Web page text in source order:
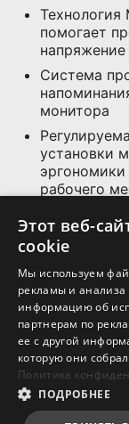
Технология
помогает
напряжение
Система
монитора
установки
эргономики
рабочего
HDMI™,
аксессуаров
Этот веб-
cookie
Мы используем
рекламы и
информацию об
партнерам по
ее с другой
которую они
Политика
ПОДРОБНЕЕ